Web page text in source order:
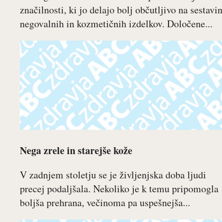
značilnosti, ki jo delajo bolj občutljivo na
negovalnih in kozmetičnih izdelkov. Določene...
Nega zrele in starejše kože
V zadnjem stoletju se je življenjska doba ljudi
precej podaljšala. Nekoliko je k temu pripomogla
boljša prehrana, večinoma pa uspešnejša...